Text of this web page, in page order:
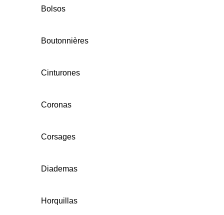
Bolsos
Boutonnières
Cinturones
Coronas
Corsages
Diademas
Horquillas